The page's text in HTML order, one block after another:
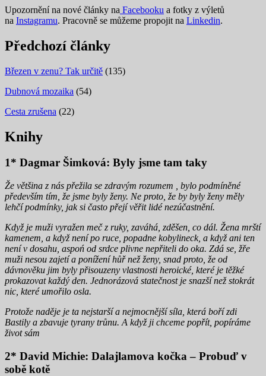
Upozornění na nové články na Facebooku a fotky z výletů
na Instagramu. Pracovně se můžeme propojit na Linkedin.
Předchozí články
Březen v zenu? Tak určitě (135)
Dubnová mozaika (54)
Cesta zrušena (22)
Knihy
1* Dagmar Šimková: Byly jsme tam taky
Že většina z nás přežila se zdravým rozumem , bylo podmíněné
především tím, že jsme byly ženy. Ne proto, že by byly ženy měly
lehčí podmínky, jak si často přejí věřit lidé nezúčastnění.
Když je muži vyražen meč z ruky, zaváhá, zděšen, co dál. Žena mrští
kamenem, a když není po ruce, popadne kobylineck, a když ani ten
není v dosahu, aspoń od srdce plivne nepřiteli do oka. Zdá se, žře
muži nesou zajetí a ponížení hůř než ženy, snad proto, že od
dávnověku jim byly přisouzeny vlastnosti heroické, které je těžké
prokazovat každý den. Jednorázová statečnost je snazší než stokrát
nic, které umořilo osla.
Protože naděje je ta nejstarší a nejmocnější síla, která boří zdi
Bastily a zbavuje tyrany trůnu. A když ji chceme popřít, popíráme
život sám
2* David Michie: Dalajlamova kočka – Probuď v
sobě kotě